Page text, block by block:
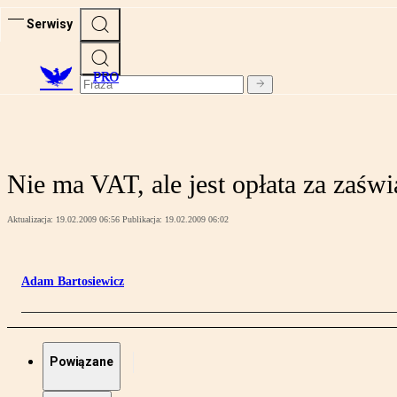
Serwisy
PRO
Nie ma VAT, ale jest opłata za
Aktualizacja: 19.02.2009 06:56 Publikacja: 19.02.2009 06:02
Adam Bartosiewicz
Powiązane